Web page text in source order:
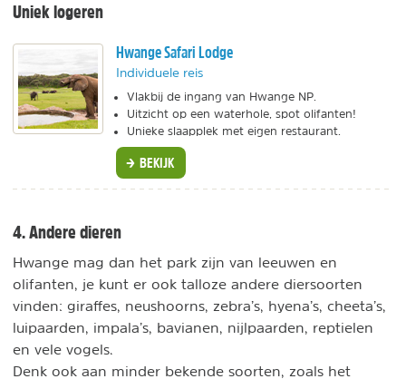
Uniek logeren
Hwange Safari Lodge
Individuele reis
Vlakbij de ingang van Hwange NP.
Uitzicht op een waterhole, spot olifanten!
Unieke slaapplek met eigen restaurant.
BEKIJK
4. Andere dieren
Hwange mag dan het park zijn van leeuwen en
olifanten, je kunt er ook talloze andere diersoorten
vinden: giraffes, neushoorns, zebra’s, hyena’s, cheeta’s,
luipaarden, impala’s, bavianen, nijlpaarden, reptielen
en vele vogels.
Denk ook aan minder bekende soorten, zoals het